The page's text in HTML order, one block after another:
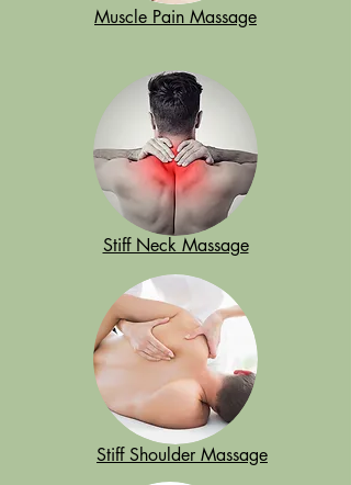
Muscle Pain Massage
Stiff Neck Massage
Stiff Shoulder Massage